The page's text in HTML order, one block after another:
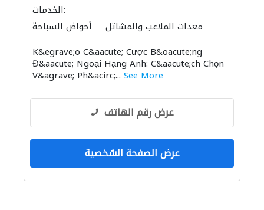
الخدمات:
أحواض السباحة
معدات الملاعب والمشاتل
K&egrave;o C&aacute; Cược B&oacute;ng
Đ&aacute; Ngoại Hạng Anh: C&aacute;ch Chọn
V&agrave; Ph&acirc;... See More
عرض رقم الهاتف
عرض الصفحة الشخصية